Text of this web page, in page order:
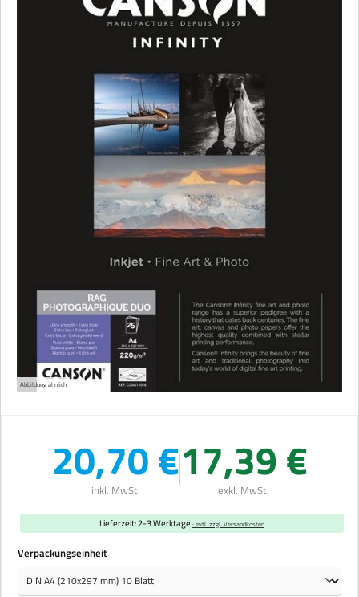
Abbildung ähnlich
20,70 €
inkl. MwSt.
17,39 €
exkl. MwSt.
Lieferzeit: 2-3 Werktage · evtl. zzgl. Versandkosten
Verpackungseinheitauswählen